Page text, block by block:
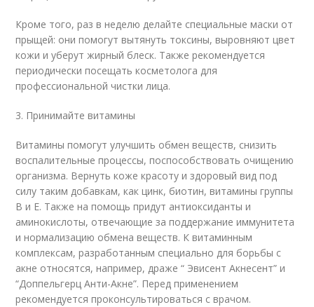
Кроме того, раз в неделю делайте специальные маски от
прыщей: они помогут вытянуть токсины, выровняют цвет
кожи и уберут жирный блеск. Также рекомендуется
периодически посещать косметолога для
профессиональной чистки лица.
3. Принимайте витамины
Витамины помогут улучшить обмен веществ, снизить
воспалительные процессы, поспособствовать очищению
организма. Вернуть коже красоту и здоровый вид под
силу таким добавкам, как цинк, биотин, витамины группы
В и E. Также на помощь придут антиоксиданты и
аминокислоты, отвечающие за поддержание иммунитета
и нормализацию обмена веществ. К витаминным
комплексам, разработанным специально для борьбы с
акне относятся, например, драже “ Эвисент Акнесент” и
“Доппельгерц Анти-Акне”. Перед применением
рекомендуется проконсультироваться с врачом.